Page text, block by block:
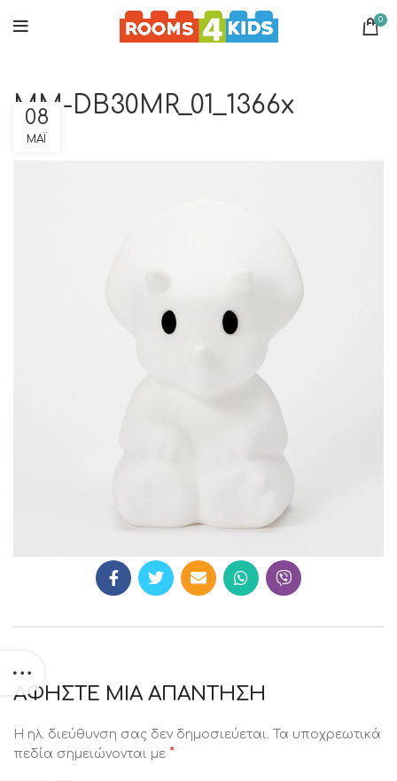
0
MM-DB30MR_01_1366x
08
ΜΆΙ
ΑΦΉΣΤΕ ΜΙΑ ΑΠΆΝΤΗΣΗ
Η ηλ. διεύθυνση σας δεν δημοσιεύεται.
Τα υποχρεωτικά
πεδία σημειώνονται με *